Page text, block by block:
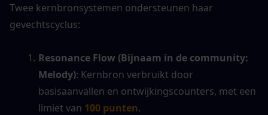
Twee kernbronsystemen ondersteunen haar
gevechtscyclus:
Resonance Flow (Bijnaam in de community:
Melody): Kernbron verbruikt door
basisaanvallen en ontwijkingscounters, met een
limiet van 100 punten.